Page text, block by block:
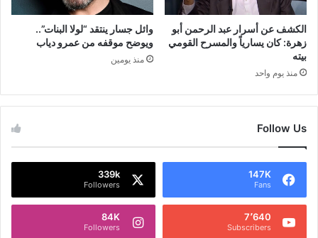
الكشف عن أسرار عبد الرحمن أبو
زهرة: كان يسارياً والمسرح القومي
بيته
منذ يوم واحد
وائل جسار ينتقد “لولا البنات”..
ويوضح موقفه من عمرو دياب
منذ يومين
Follow Us
147K
Fans
339k
Followers
7٬640
Subscribers
84K
Followers